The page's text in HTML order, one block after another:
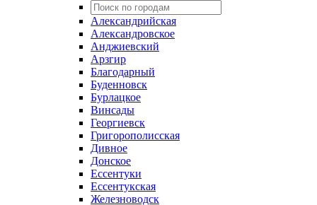
Александрийская
Александровское
Анджиевский
Арзгир
Благодарный
Буденновск
Бурлацкое
Винсады
Георгиевск
Григорополисская
Дивное
Донское
Ессентуки
Ессентукская
Железноводск